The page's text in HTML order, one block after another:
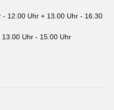
12.00 Uhr + 13.00 Uhr - 16.30
Uhr - 15.00 Uhr